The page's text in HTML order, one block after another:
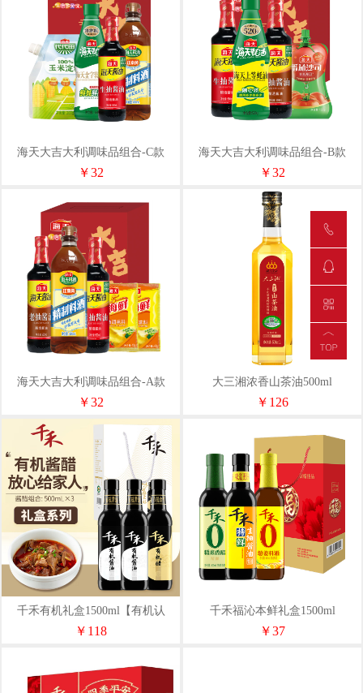
海天大吉大利调味品组合-C款
1300ml+880g
￥32
海天大吉大利调味品组合-B款
1000ml+650g
￥32
海天大吉大利调味品组合-A款
1800ml+80g
￥32
大三湘浓香山茶油500ml
￥126
千禾有机礼盒1500ml【有机认
证】
￥118
千禾福沁本鲜礼盒1500ml
￥37